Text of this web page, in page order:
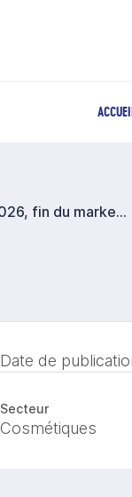
En 2026, fin du marketing émotionnel, le marché chinois donne la priorité aux produits
Date de
Secteur
Cosmétiques